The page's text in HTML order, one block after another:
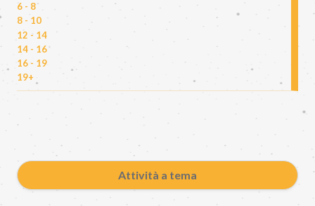
6 - 8
8 - 10
12 - 14
14 - 16
16 - 19
19+
Attività a tema